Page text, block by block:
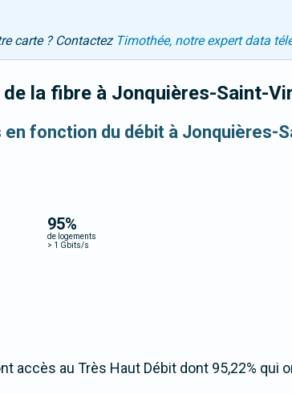
carte ? Contactez Timothée, notre expert data
la fibre à Jonquières-Saint-
fonction du débit à Jonquières-
95%
de logements
> 1 Gbits/s
accès au Très Haut Débit dont 95,22% qui